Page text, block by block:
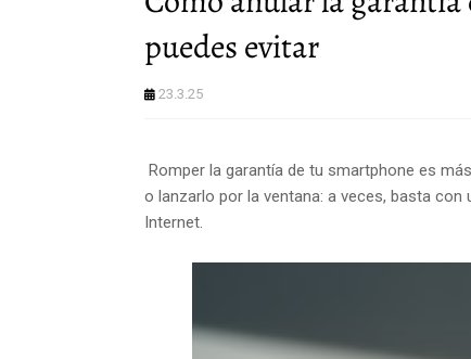
puedes evitar
23.3.25
Romper la garantía de tu smartphone es
o lanzarlo por la ventana: a veces, basta
Internet.